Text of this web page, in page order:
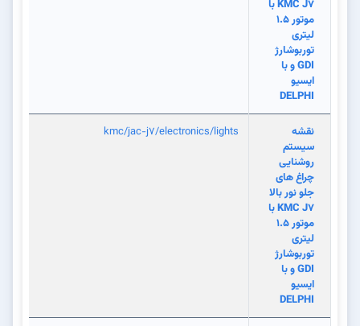
KMC J7 با
موتور 1.5
لیتری
توربوشارژ
GDI و با
ایسیو
DELPHI
نقشه
سیستم
روشنایی
چراغ های
جلو نور بالا
KMC J7 با
موتور 1.5
لیتری
توربوشارژ
GDI و با
ایسیو
DELPHI
kmc/jac-j7/electronics/lights